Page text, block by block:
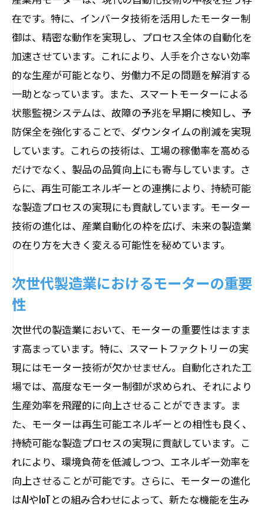
再生可能エネルギーの普及を促進するモ
ーター技術
クリーンエネルギーとモーターの相乗効
果
エネルギー変換効率を高めるモーターの
役割
新エネルギー時代におけるモーターの重
要性
環境に優しいモーター技術の最前線
持続可能な発展を支えるモーター技術の最前
線
持続可能な未来を築くためのモーター技
術
性
新
グリーンテクノロジーとモーターの関係
持続可能性を支えるモーターの進化
持続可能な社会を実現するモーター技術
高精度モーター制御が実現する生産効率向上
の秘密
精密制御技術で変わる製造現場
高精度モーター制御がもたらす効率化
製造業界を変革するモーター制御技術
在です。特に、インバータ技術を活用したモーター制
御は、精密な動作を実現し、プロセス全体の自動化を
加速させています。これにより、人手を介さない効率
的な生産が可能となり、労働力不足の問題を解消する
一助となっています。また、スマートモーターによる
状態監視システムは、故障の予兆を早期に検知し、予
防保全を強化することで、ダウンタイムの削減を実現
しています。これらの技術は、工場の稼働率を高める
だけでなく、製品の品質向上にも寄与しています。さ
らに、再生可能エネルギーとの連携により、持続可能
な製造プロセスの実現にも貢献しています。モーター
技術の進化は、産業自動化の枠を広げ、未来の製造業
の在り方を大きく変える可能性を秘めています。
次世代製造業におけるモーターの重要
性
次世代の製造業において、モーターの重要性はますま
す高まっています。特に、スマートファクトリーの実
現にはモーター技術が欠かせません。自動化された工
場では、高度なモーター制御が求められ、それにより
生産効率を飛躍的に向上させることができます。ま
た、モーターは再生可能エネルギーとの相性も良く、
持続可能な製造プロセスの実現に貢献しています。こ
れにより、環境負荷を低減しつつ、エネルギー効率を
向上させることが可能です。さらに、モーターの進化
はAIやIoTとの組み合わせによって、新たな機能を生み